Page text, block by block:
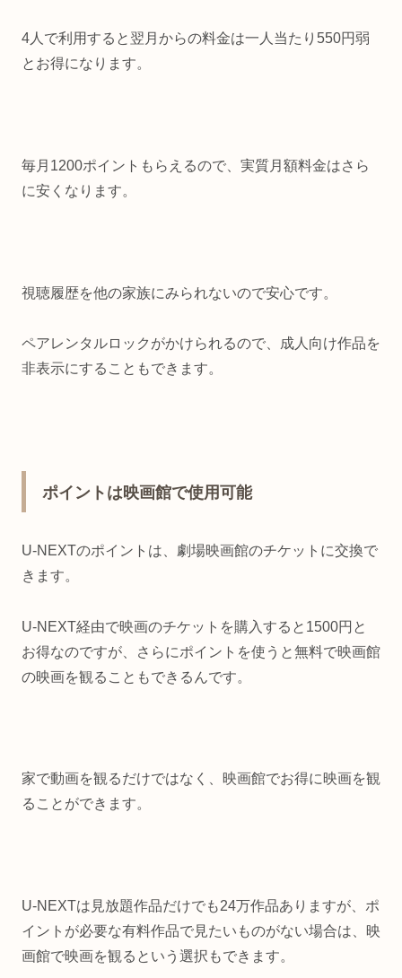
4人で利用すると翌月からの料金は一人当たり550円弱
とお得になります。
毎月1200ポイントもらえるので、実質月額料金はさら
に安くなります。
視聴履歴を他の家族にみられないので安心です。
ペアレンタルロックがかけられるので、成人向け作品を
非表示にすることもできます。
ポイントは映画館で使用可能
U-NEXTのポイントは、劇場映画館のチケットに交換で
きます。
U-NEXT経由で映画のチケットを購入すると1500円と
お得なのですが、さらにポイントを使うと無料で映画館
の映画を観ることもできるんです。
家で動画を観るだけではなく、映画館でお得に映画を観
ることができます。
U-NEXTは見放題作品だけでも24万作品ありますが、ポ
イントが必要な有料作品で見たいものがない場合は、映
画館で映画を観るという選択もできます。